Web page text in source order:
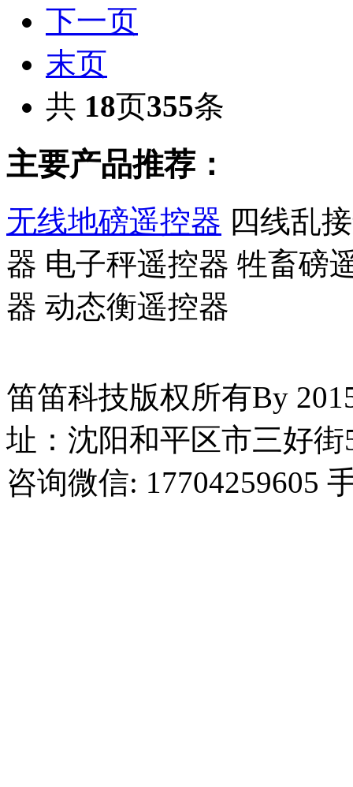
下一页
末页
共 18页355条
主要产品推荐：
无线地磅遥控器 四线乱
器 电子秤遥控器 牲畜磅
器 动态衡遥控器
笛笛科技版权所有By
址：沈阳和平区市三好
咨询微信: 17704259605